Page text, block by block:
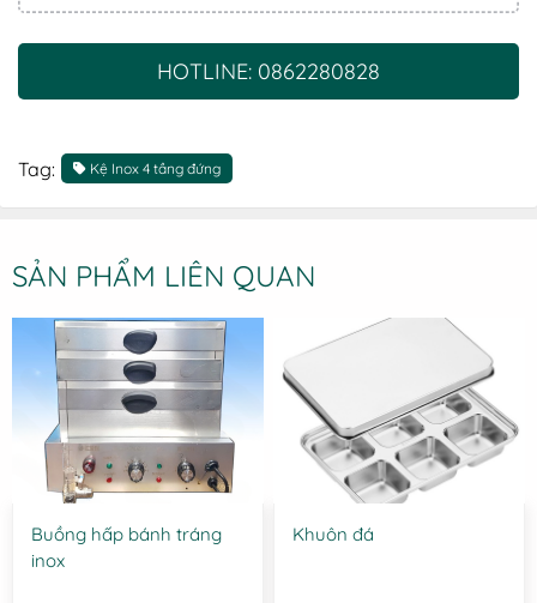
HOTLINE: 0862280828
Tag: Kệ Inox 4 tầng đứng
SẢN PHẨM LIÊN QUAN
Buồng hấp bánh tráng
inox
Khuôn đá